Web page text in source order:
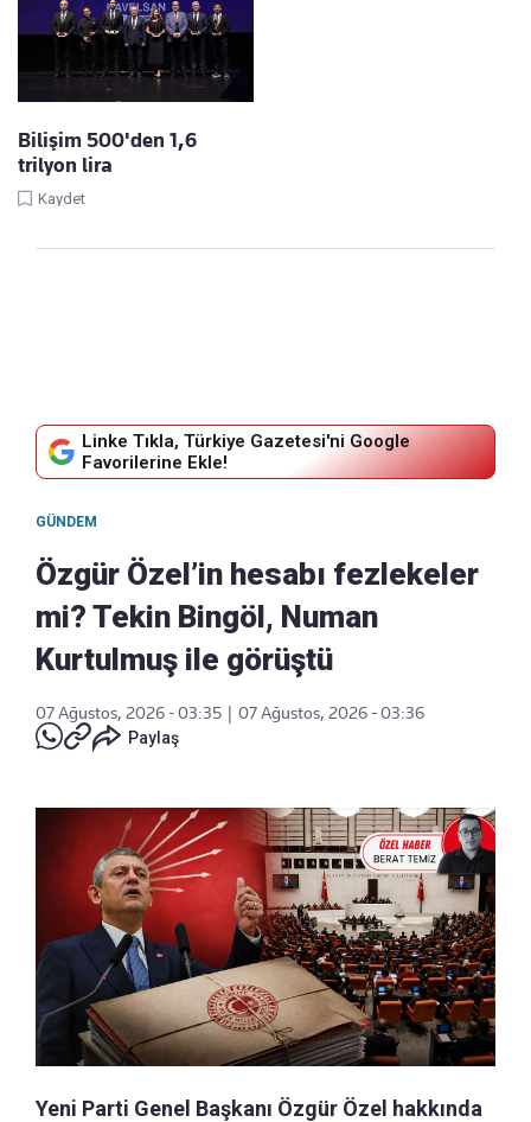
Bilişim 500'den 1,6
trilyon lira
Kaydet
Linke Tıkla, Türkiye Gazetesi'ni Google
Favorilerine Ekle!
GÜNDEM
Özgür Özel’in hesabı fezlekeler
mi? Tekin Bingöl, Numan
Kurtulmuş ile görüştü
07 Ağustos, 2026 - 03:35
07 Ağustos, 2026 - 03:36
Paylaş
Yeni Parti Genel Başkanı Özgür Özel hakkında